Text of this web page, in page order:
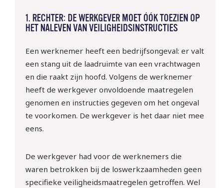
1. RECHTER: DE WERKGEVER MOET ÓÓK TOEZIEN OP
HET NALEVEN VAN VEILIGHEIDSINSTRUCTIES
Een werknemer heeft een bedrijfsongeval: er valt
een stang uit de laadruimte van een vrachtwagen
en die raakt zijn hoofd. Volgens de werknemer
heeft de werkgever onvoldoende maatregelen
genomen en instructies gegeven om het ongeval
te voorkomen. De werkgever is het daar niet mee
eens.
De werkgever had voor de werknemers die
waren betrokken bij de loswerkzaamheden geen
specifieke veiligheidsmaatregelen getroffen. Wel